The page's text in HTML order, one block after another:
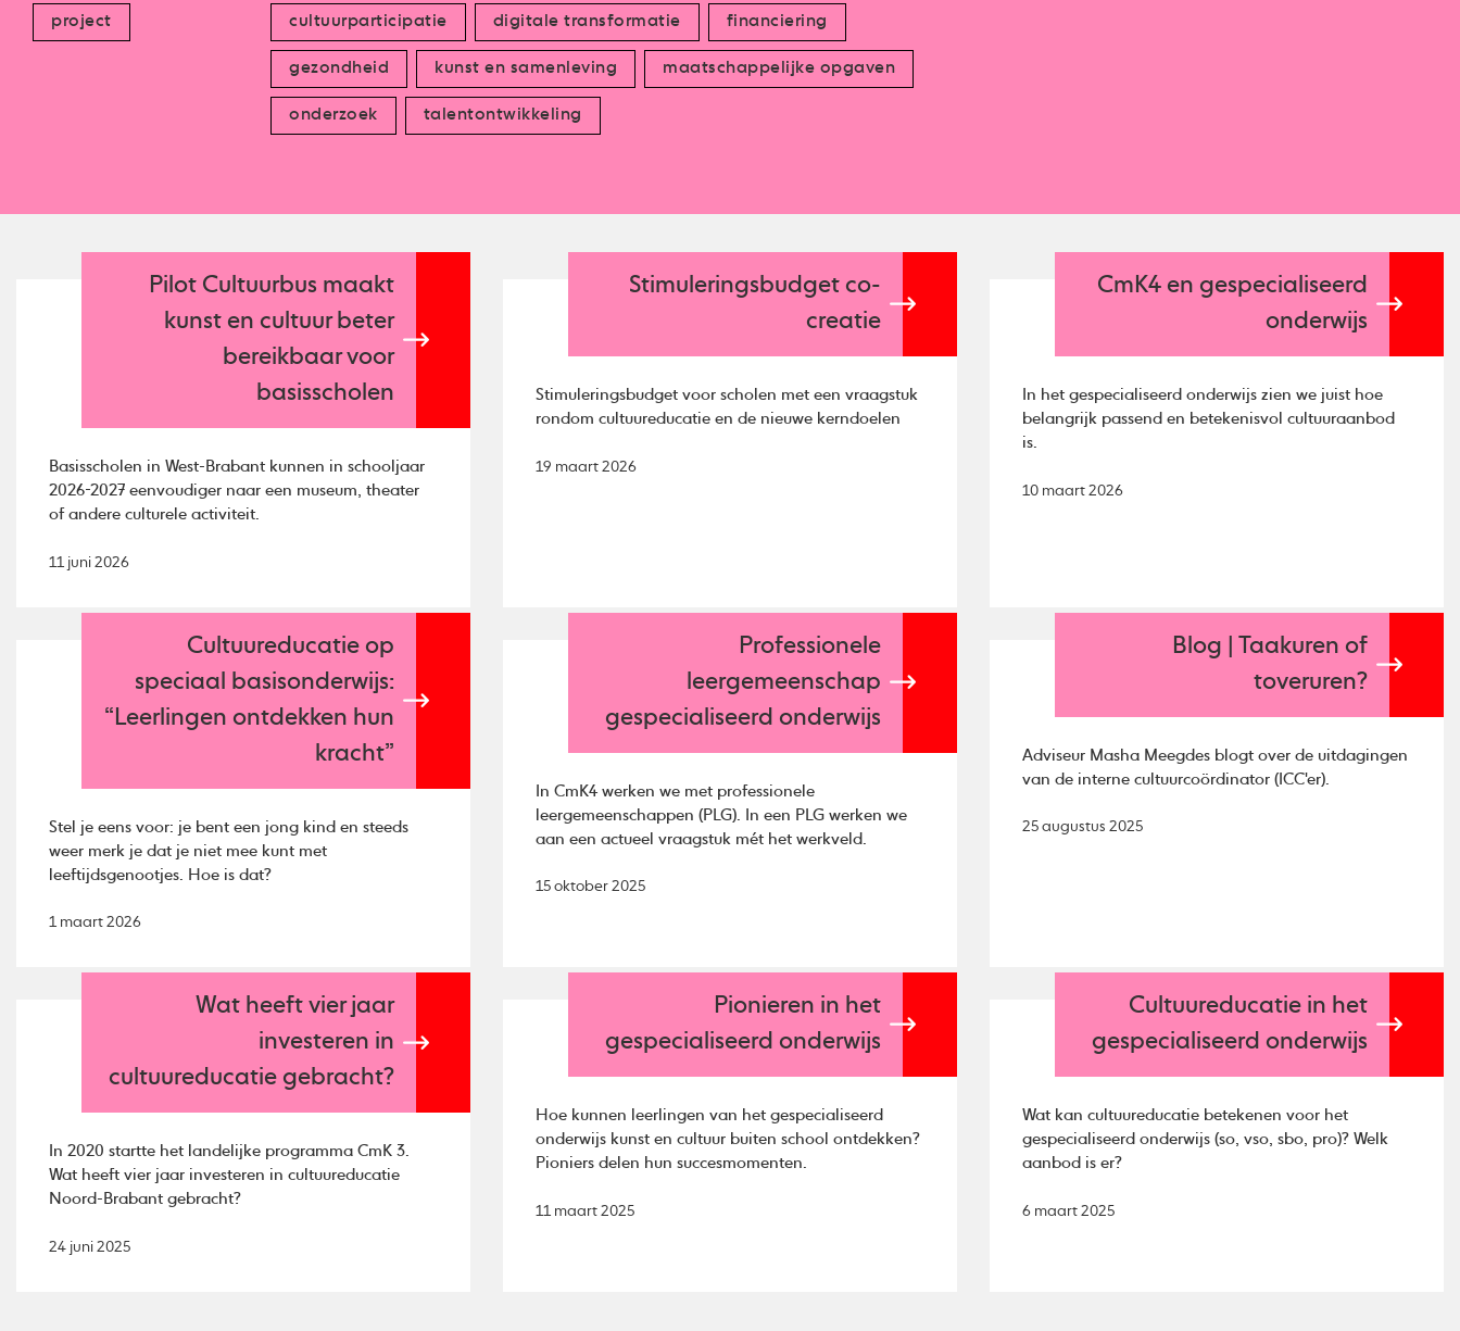
project cultuurparticipatie digitale transformatie financiering
gezondheid kunst en samenleving maatschappelijke opgaven
onderzoek talentontwikkeling
Pilot Cultuurbus maakt
kunst en cultuur beter
bereikbaar voor
basisscholen
Basisscholen in West-Brabant kunnen in schooljaar
2026-2027 eenvoudiger naar een museum, theater
of andere culturele activiteit.
11 juni 2026
Stimuleringsbudget co-
creatie
Stimuleringsbudget voor scholen met een vraagstuk
rondom cultuureducatie en de nieuwe kerndoelen
19 maart 2026
CmK4 en gespecialiseerd
onderwijs
In het gespecialiseerd onderwijs zien we juist hoe
belangrijk passend en betekenisvol cultuuraanbod
is.
10 maart 2026
Cultuureducatie op
speciaal basisonderwijs:
“Leerlingen ontdekken hun
kracht”
Stel je eens voor: je bent een jong kind en steeds
weer merk je dat je niet mee kunt met
leeftijdsgenootjes. Hoe is dat?
1 maart 2026
Professionele
leergemeenschap
gespecialiseerd onderwijs
In CmK4 werken we met professionele
leergemeenschappen (PLG). In een PLG werken we
aan een actueel vraagstuk mét het werkveld.
15 oktober 2025
Blog | Taakuren of
toveruren?
Adviseur Masha Meegdes blogt over de uitdagingen
van de interne cultuurcoördinator (ICC'er).
25 augustus 2025
Wat heeft vier jaar
investeren in
cultuureducatie gebracht?
In 2020 startte het landelijke programma CmK 3.
Wat heeft vier jaar investeren in cultuureducatie
Noord-Brabant gebracht?
24 juni 2025
Pionieren in het
gespecialiseerd onderwijs
Hoe kunnen leerlingen van het gespecialiseerd
onderwijs kunst en cultuur buiten school ontdekken?
Pioniers delen hun succesmomenten.
11 maart 2025
Cultuureducatie in het
gespecialiseerd onderwijs
Wat kan cultuureducatie betekenen voor het
gespecialiseerd onderwijs (so, vso, sbo, pro)? Welk
aanbod is er?
6 maart 2025